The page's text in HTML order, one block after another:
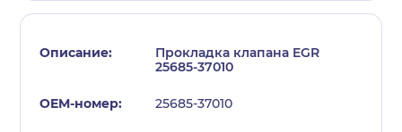
Прокладка клапана EGR
25685-37010
25685-37010